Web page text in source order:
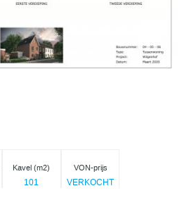
Kavel (m2)
101
VON-prijs
VERKOCHT